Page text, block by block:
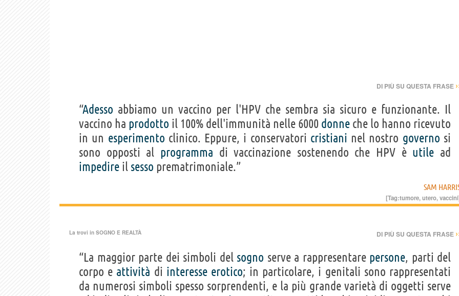
DI PIÙ SU QUESTA FRASE
“Adesso abbiamo un vaccino per l'HPV che sembra sia sicuro e funzionante. Il
vaccino ha prodotto il 100% dell'immunità nelle 6000 donne che lo hanno ricevuto
in un esperimento clinico. Eppure, i conservatori cristiani nel nostro governo si
sono opposti al programma di vaccinazione sostenendo che HPV è utile ad
impedire il sesso prematrimoniale.”
SAM
[Tag:tumore,utero,vaccini
La trovi in SOGNO E REALTÀ DI PIÙ SU QUESTA FRASE
“La maggior parte dei simboli del sogno serve a rappresentare persone, parti del
corpo e attività di interesse erotico; in particolare, i genitali sono rappresentati
da numerosi simboli spesso sorprendenti, e la più grande varietà di oggetti serve